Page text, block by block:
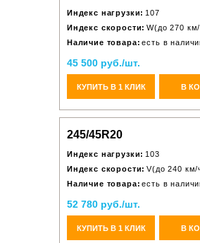
Индекс нагрузки: 107
Индекс скорости: W(до 270
Наличие товара: есть в
45 500 руб./шт.
КУПИТЬ В 1 КЛИК В
245/45R20
Индекс нагрузки: 103
Индекс скорости: V(до 240 км/
Наличие товара: есть в
52 780 руб./шт.
КУПИТЬ В 1 КЛИК В